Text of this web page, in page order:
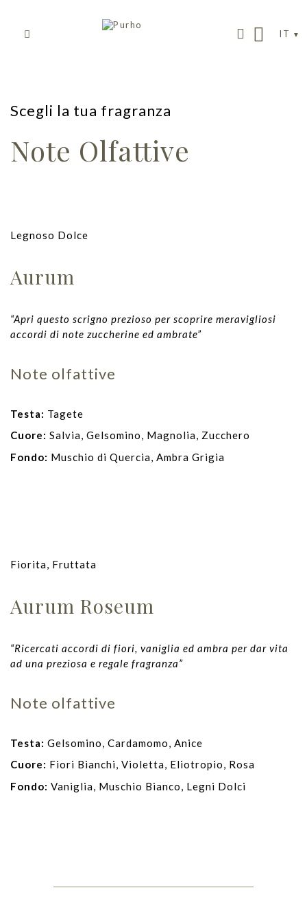
IT
Scegli la tua fragranza
Note Olfattive
Legnoso Dolce
Aurum
“Apri questo scrigno prezioso per scoprire meravigliosi
accordi di note zuccherine ed ambrate”
Note olfattive
Testa: Tagete
Cuore: Salvia, Gelsomino, Magnolia, Zucchero
Fondo: Muschio di Quercia, Ambra Grigia
Fiorita, Fruttata
Aurum Roseum
“Ricercati accordi di fiori, vaniglia ed ambra per dar vita
ad una preziosa e regale fragranza”
Note olfattive
Testa: Gelsomino, Cardamomo, Anice
Cuore: Fiori Bianchi, Violetta, Eliotropio, Rosa
Fondo: Vaniglia, Muschio Bianco, Legni Dolci